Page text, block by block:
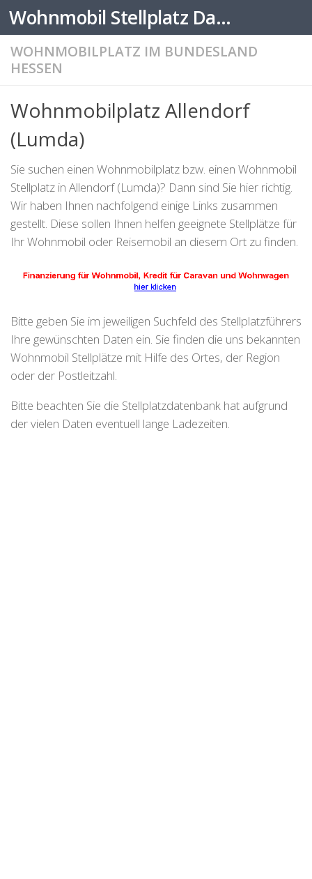
Zum Inhalt springen Wohnmobil Stellplatz Datenbank
WOHNMOBILPLATZ IM BUNDESLAND
HESSEN
Wohnmobilplatz Allendorf
(Lumda)
Sie suchen einen Wohnmobilplatz bzw. einen Wohnmobil
Stellplatz in Allendorf (Lumda)? Dann sind Sie hier richtig.
Wir haben Ihnen nachfolgend einige Links zusammen
gestellt. Diese sollen Ihnen helfen geeignete Stellplätze für
Ihr Wohnmobil oder Reisemobil an diesem Ort zu finden.
Bitte geben Sie im jeweiligen Suchfeld des Stellplatzführers
Ihre gewünschten Daten ein. Sie finden die uns bekannten
Wohnmobil Stellplätze mit Hilfe des Ortes, der Region
oder der Postleitzahl.
Bitte beachten Sie die Stellplatzdatenbank hat aufgrund
der vielen Daten eventuell lange Ladezeiten.